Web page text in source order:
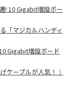
! 10 Gigabit増設ボー
「マジカルハンディ
Gigabit増設ボード
ケーブルが人気！｜